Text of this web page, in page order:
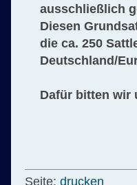
ausschließlich
Diesen
die ca. 250
Deutschland/
Dafür bitten wir
Seite: drucken